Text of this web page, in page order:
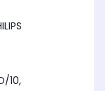
10,